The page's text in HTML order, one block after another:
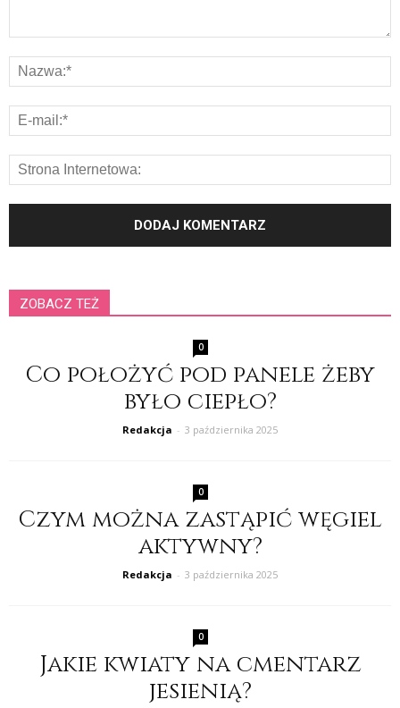
ZOBACZ TEŻ
0
Co położyć pod panele żeby
było ciepło?
Redakcja - 3 października 2025
0
Czym można zastąpić węgiel
aktywny?
Redakcja - 3 października 2025
0
Jakie kwiaty na cmentarz
jesienią?